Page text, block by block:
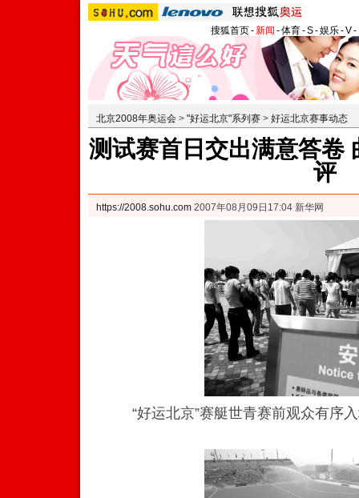
搜狐首页-新闻 -体育-S-娱乐-V-
北京2008年奥运会 > "好运北京"系列赛 > 好运北京赛事动态
测试赛首日交出满意答卷
评
https://2008.sohu.com 2007年08月09日17:04 新华网
“好运北京”赛艇世青赛前观众有